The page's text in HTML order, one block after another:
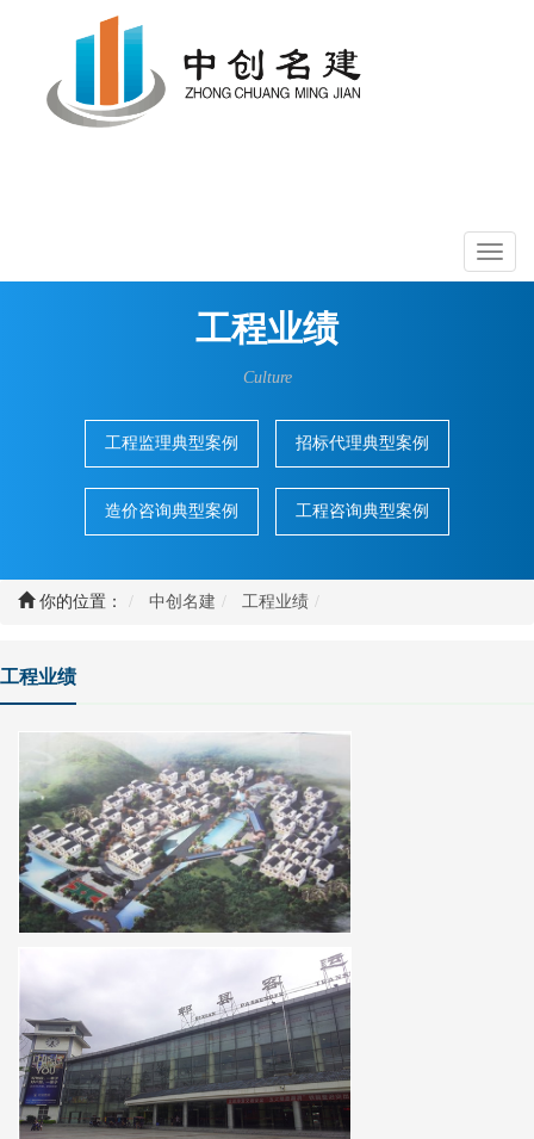
Toggle
工程业绩
Culture
工程监理典型案例 招标代理典型案例
造价咨询典型案例 工程咨询典型案例
你的位置： 中创名建 工程业绩
工程业绩